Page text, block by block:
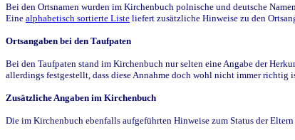
Bei den Ortsnamen wurden im Kirchenbuch polnische und deutsche
Eine alphabetisch sortierte Liste liefert zusätzliche Hinweise zu den
Ortsangaben bei den Taufpaten
Bei den Taufpaten stand im Kirchenbuch nur selten eine Angabe der
allerdings festgestellt, dass diese Annahme doch wohl nicht immer richtig
Zusätzliche Angaben im Kirchenbuch
Die im Kirchenbuch ebenfalls aufgeführten Hinweise zum Status der